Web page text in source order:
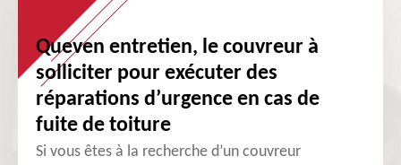
Queven entretien, le couvreur à
solliciter pour exécuter des
réparations d’urgence en cas de
fuite de toiture
Si vous êtes à la recherche d’un couvreur